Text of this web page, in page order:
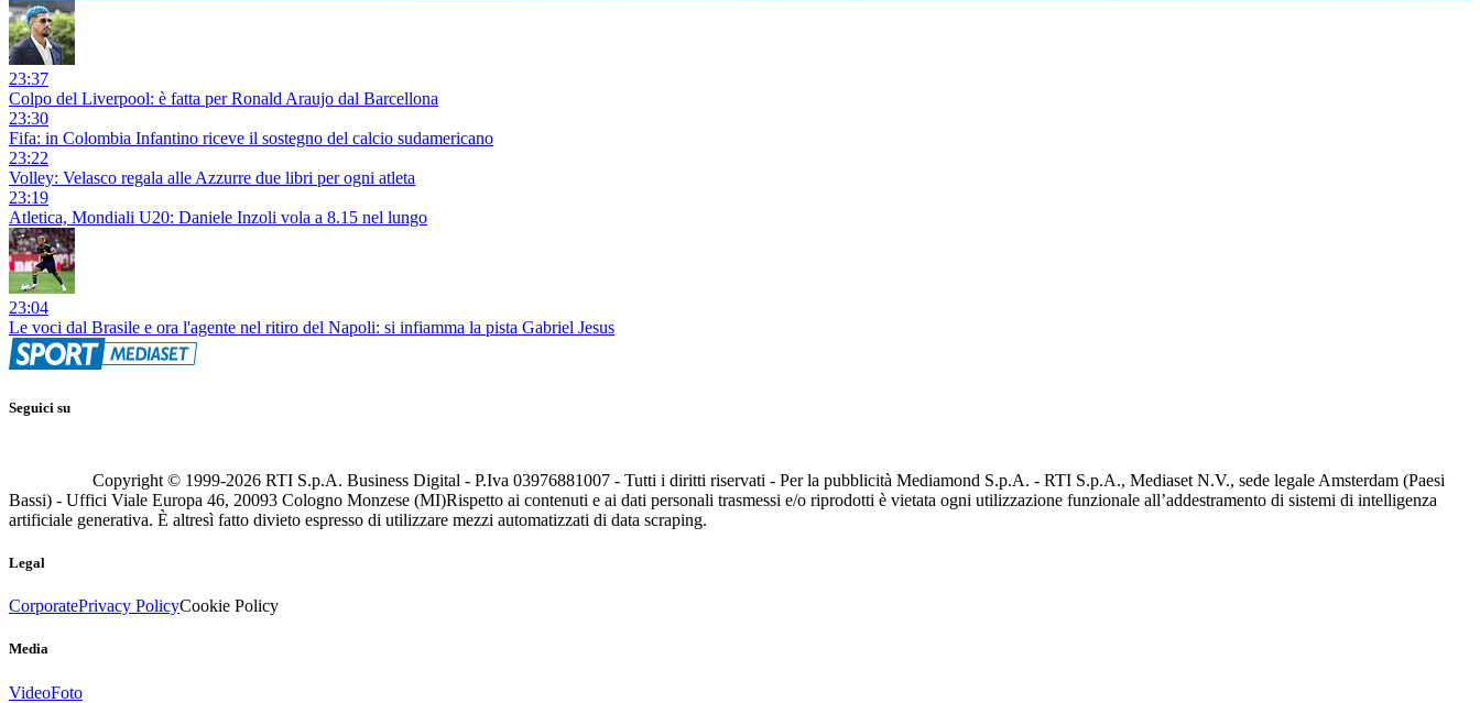
23:37
Colpo del Liverpool: è fatta per Ronald Araujo dal Barcellona
23:30
Fifa: in Colombia Infantino riceve il sostegno del calcio sudamericano
23:22
Volley: Velasco regala alle Azzurre due libri per ogni atleta
23:19
Atletica, Mondiali U20: Daniele Inzoli vola a 8.15 nel lungo
23:04
Le voci dal Brasile e ora l'agente nel ritiro del Napoli: si infiamma la pista Gabriel Jesus
Seguici su
Copyright © 1999-2026 RTI S.p.A. Business Digital - P.Iva 03976881007 - Tutti i diritti riservati - Per la pubblicità Mediamond S.p.A. - RTI S.p.A., Mediaset N.V., sede legale Amsterdam (Paesi
Bassi) - Uffici Viale Europa 46, 20093 Cologno Monzese (MI)Rispetto ai contenuti e ai dati personali trasmessi e/o riprodotti è vietata ogni utilizzazione funzionale all’addestramento di sistemi di intelligenza
artificiale generativa. È altresì fatto divieto espresso di utilizzare mezzi automatizzati di data scraping.
Legal
CorporatePrivacy PolicyCookie Policy
Media
VideoFoto